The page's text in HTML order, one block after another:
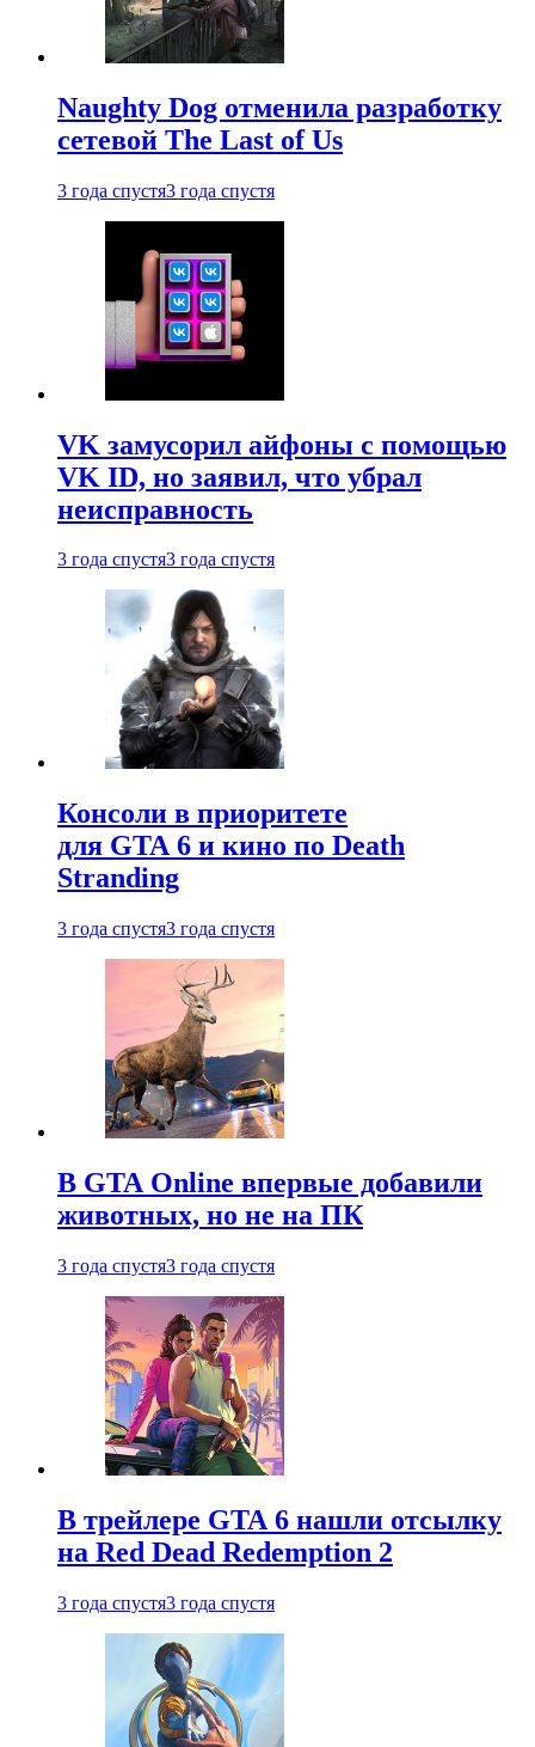
Naughty Dog отменила разработку
сетевой The Last of Us
3 года спустя3 года спустя
VK замусорил айфоны с помощью
VK ID, но заявил, что убрал
неисправность
3 года спустя3 года спустя
Консоли в приоритете
для GTA 6 и кино по Death
Stranding
3 года спустя3 года спустя
В GTA Online впервые добавили
животных, но не на ПК
3 года спустя3 года спустя
В трейлере GTA 6 нашли отсылку
на Red Dead Redemption 2
3 года спустя3 года спустя